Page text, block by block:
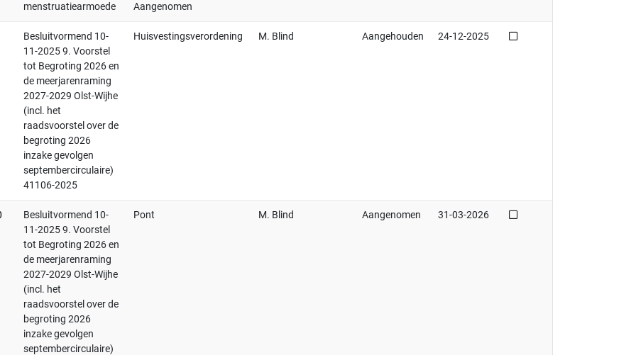
menstruatiearmoede
Aangenomen
Besluitvormend 10-
11-2025 9. Voorstel
tot Begroting 2026 en
de meerjarenraming
2027-2029 Olst-Wijhe
(incl. het
raadsvoorstel over de
begroting 2026
inzake gevolgen
septembercirculaire)
41106-2025
Huisvestingsverordening M. Blind Aangehouden 24-12-2025 Niet afgedaan
Besluitvormend 10-
11-2025 9. Voorstel
tot Begroting 2026 en
de meerjarenraming
2027-2029 Olst-Wijhe
(incl. het
raadsvoorstel over de
begroting 2026
inzake gevolgen
septembercirculaire)
Pont M. Blind Aangenomen 31-03-2026 Niet afgedaan